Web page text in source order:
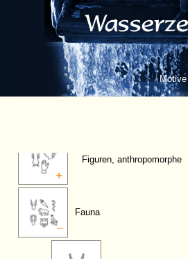
Motive
Figuren, anthropomorphe
Fauna